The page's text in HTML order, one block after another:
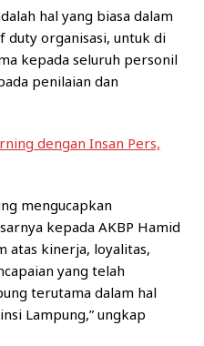
hal yang biasa dalam
duty organisasi, untuk di
kepada seluruh personil
penilaian dan
dengan Insan Pers,
mengucapkan
kepada AKBP Hamid
atas kinerja, loyalitas,
yang telah
terutama dalam hal
Lampung,” ungkap